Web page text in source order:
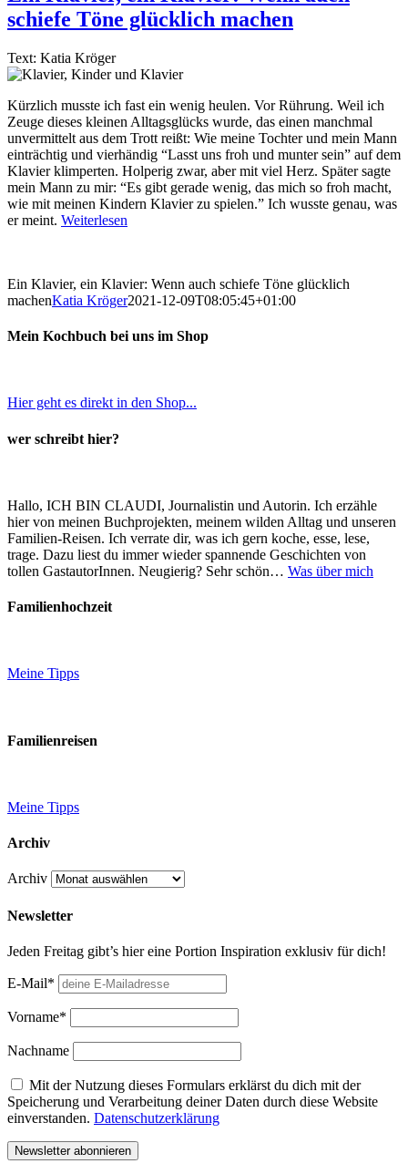
schiefe Töne glücklich machen
Text: Katia Kröger
Kürzlich musste ich fast ein wenig heulen. Vor Rührung. Weil ich
Zeuge dieses kleinen Alltagsglücks wurde, das einen manchmal
unvermittelt aus dem Trott reißt: Wie meine Tochter und mein Mann
einträchtig und vierhändig “Lasst uns froh und munter sein” auf dem
Klavier klimperten. Holperig zwar, aber mit viel Herz. Später sagte
mein Mann zu mir: “Es gibt gerade wenig, das mich so froh macht,
wie mit meinen Kindern Klavier zu spielen.” Ich wusste genau, was
er meint. Weiterlesen
Ein Klavier, ein Klavier: Wenn auch schiefe Töne glücklich
machenKatia Kröger2021-12-09T08:05:45+01:00
Mein Kochbuch bei uns im Shop
Hier geht es direkt in den Shop...
wer schreibt hier?
Hallo, ICH BIN CLAUDI, Journalistin und Autorin. Ich erzähle
hier von meinen Buchprojekten, meinem wilden Alltag und unseren
Familien-Reisen. Ich verrate dir, was ich gern koche, esse, lese,
trage. Dazu liest du immer wieder spannende Geschichten von
tollen GastautorInnen. Neugierig? Sehr schön… Was über mich
Familienhochzeit
Meine Tipps
Familienreisen
Meine Tipps
Archiv
Archiv
Newsletter
Jeden Freitag gibt’s hier eine Portion Inspiration exklusiv für dich!
E-Mail*
Vorname*
Nachname
Mit der Nutzung dieses Formulars erklärst du dich mit der
Speicherung und Verarbeitung deiner Daten durch diese Website
einverstanden. Datenschutzerklärung